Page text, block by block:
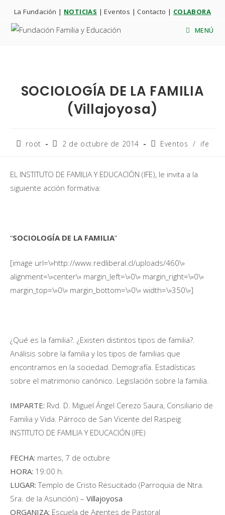
La Fundación | NOTICIAS |Eventos |Contacto | COLABORA
MENÚ
SOCIOLOGÍA DE LA FAMILIA
(Villajoyosa)
root 2 de octubre de 2014 Eventos / ife
EL INSTITUTO DE FAMILIA Y EDUCACIÓN (IFE), le invita a la
siguiente acción formativa:
“SOCIOLOGÍA DE LA FAMILIA”
[image url=\»http://www.redliberal.cl/uploads/460\»
alignment=\»center\» margin_left=\»0\» margin_right=\»0\»
margin_top=\»0\» margin_bottom=\»0\» width=\»350\»]
¿Qué es la familia?. ¿Existen distintos tipos de familia?.
Análisis sobre la familia y los tipos de familias que
encontramos en la sociedad. Demografía. Estadísticas
sobre el matrimonio canónico. Legislación sobre la familia.
IMPARTE: Rvd. D. Miguel Ángel Cerezo Saura, Consiliario de
Familia y Vida. Párroco de San Vicente del Raspeig
INSTITUTO DE FAMILIA Y EDUCACIÓN (IFE)
FECHA: martes, 7 de octubre
HORA: 19:00 h.
LUGAR: Templo de Cristo Resucitado (Parroquia de Ntra.
Sra. de la Asunción) – Villajoyosa
ORGANIZA: Escuela de Agentes de Pastoral